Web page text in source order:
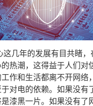
这几年的发展有目共睹
热潮，这得益于人们对
作和生活都离不开网络
对电的依赖。如果没有
漆黑一片。如果没有了